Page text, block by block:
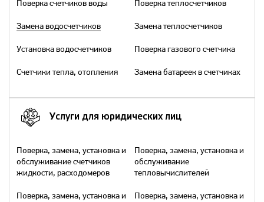
Поверка счетчиков воды Поверка теплосчетчиков
Замена водосчетчиков Замена теплосчетчиков
Установка водосчетчиков Поверка газового счетчика
Счетчики тепла, отопления Замена батареек в счетчиках
Услуги для юридических лиц
Поверка, замена, установка и
обслуживание счетчиков
жидкости, расходомеров
Поверка, замена, установка и
обслуживание
тепловычислителей
Поверка, замена, установка и
Поверка, замена, установка и